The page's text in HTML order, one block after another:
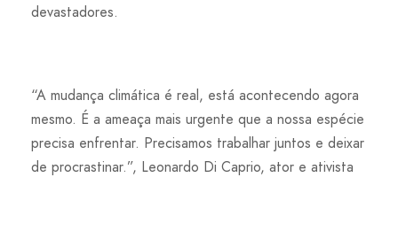
devastadores.
“A mudança climática é real, está acontecendo agora
mesmo. É a ameaça mais urgente que a nossa espécie
precisa enfrentar. Precisamos trabalhar juntos e deixar
de procrastinar.”, Leonardo Di Caprio, ator e ativista